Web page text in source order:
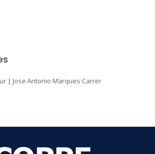
| Jose Antonio Marques Carrer